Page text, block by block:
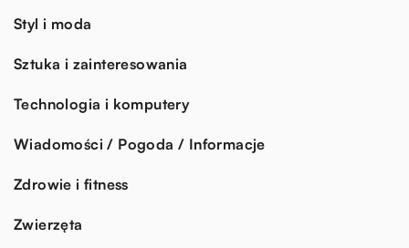
Styl i moda
Sztuka i zainteresowania
Technologia i komputery
Wiadomości / Pogoda / Informacje
Zdrowie i fitness
Zwierzęta